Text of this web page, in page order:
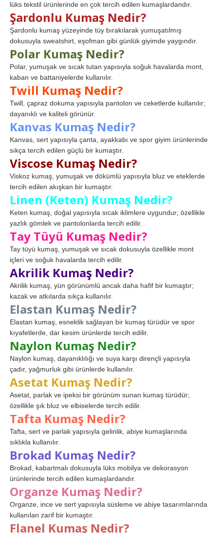
lüks tekstil ürünlerinde en çok tercih edilen kumaşlardandır.
Şardonlu Kumaş Nedir?
Şardonlu kumaş yüzeyinde tüy bırakılarak yumuşatılmış
dokusuyla sweatshirt, eşofman gibi günlük giyimde yaygındır.
Polar Kumaş Nedir?
Polar, yumuşak ve sıcak tutan yapısıyla soğuk havalarda mont,
kaban ve battaniyelerde kullanılır.
Twill Kumaş Nedir?
Twill, çapraz dokuma yapısıyla pantolon ve ceketlerde kullanılır;
dayanıklı ve kaliteli görünür.
Kanvas Kumaş Nedir?
Kanvas, sert yapısıyla çanta, ayakkabı ve spor giyim ürünlerinde
sıkça tercih edilen güçlü bir kumaştır.
Viscose Kumaş Nedir?
Viskoz kumaş, yumuşak ve dökümlü yapısıyla bluz ve eteklerde
tercih edilen akışkan bir kumaştır.
Linen (Keten) Kumaş Nedir?
Keten kumaş, doğal yapısıyla sıcak iklimlere uygundur; özellikle
yazlık gömlek ve pantolonlarda tercih edilir.
Tay Tüyü Kumaş Nedir?
Tay tüyü kumaş, yumuşak ve sıcak dokusuyla özellikle mont
içleri ve soğuk havalarda tercih edilir.
Akrilik Kumaş Nedir?
Akrilik kumaş, yün görünümlü ancak daha hafif bir kumaştır;
kazak ve atkılarda sıkça kullanılır.
Elastan Kumaş Nedir?
Elastan kumaş, esneklik sağlayan bir kumaş türüdür ve spor
kıyafetlerde, dar kesim ürünlerde tercih edilir.
Naylon Kumaş Nedir?
Naylon kumaş, dayanıklılığı ve suya karşı dirençli yapısıyla
çadır, yağmurluk gibi ürünlerde kullanılır.
Asetat Kumaş Nedir?
Asetat, parlak ve ipeksi bir görünüm sunan kumaş türüdür;
özellikle şık bluz ve elbiselerde tercih edilir.
Tafta Kumaş Nedir?
Tafta, sert ve parlak yapısıyla gelinlik, abiye kumaşlarında
sıklıkla kullanılır.
Brokad Kumaş Nedir?
Brokad, kabartmalı dokusuyla lüks mobilya ve dekorasyon
ürünlerinde tercih edilen kumaşlardandır.
Organze Kumaş Nedir?
Organze, ince ve sert yapısıyla süsleme ve abiye tasarımlarında
kullanılan zarif bir kumaştır.
Flanel Kumaş Nedir?